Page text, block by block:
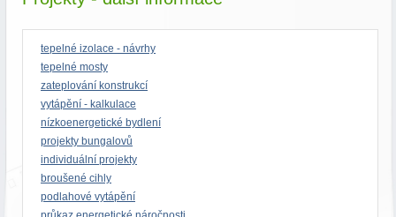
tepelné izolace - návrhy
tepelné mosty
zateplování konstrukcí
vytápění - kalkulace
nízkoenergetické bydlení
projekty bungalovů
individuální projekty
broušené cihly
podlahové vytápění